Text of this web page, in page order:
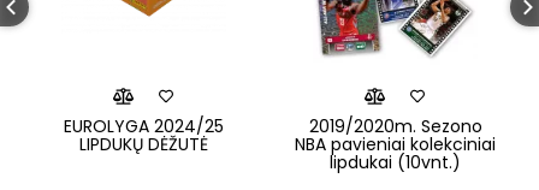
EUROLYGA 2024/25
LIPDUKŲ DĖŽUTĖ
2019/2020m. Sezono
NBA pavieniai kolekciniai
lipdukai (10vnt.)